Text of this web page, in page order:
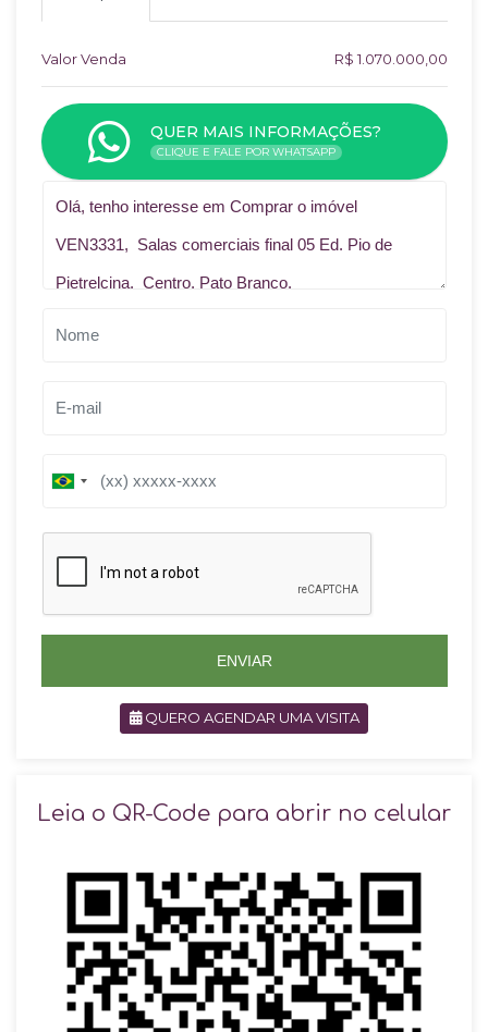
Valor Venda R$ 1.070.000,00
QUER MAIS INFORMAÇÕES?
CLIQUE E FALE POR WHATSAPP
B
i
5
5
ENVIAR
QUERO AGENDAR UMA VISITA
Leia o QR-Code para abrir no celular